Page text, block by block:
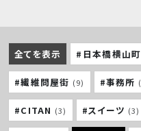
全てを表示 #日本橋横山町
#繊維問屋街 (9) #事務所
#CITAN (3) #スイーツ (3)